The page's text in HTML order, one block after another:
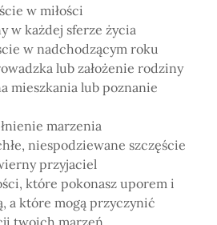
w miłości
w każdej sferze życia
w nadchodzącym roku
lub założenie rodziny
mieszkania lub poznanie
marzenia
niespodziewane szczęście
przyjaciel
które pokonasz uporem i
a które mogą przyczynić
twoich marzeń